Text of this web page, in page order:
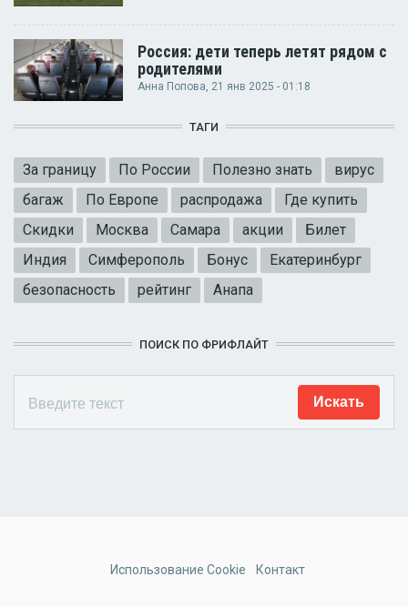
Россия: дети теперь летят рядом с
родителями
Анна Попова, 21 янв 2025 - 01:18
ТАГИ
За границу По России Полезно знать
вирус
багаж
По Европе распродажа
Где купить
Скидки
Москва Самара акции
Билет
Индия
Симферополь Бонус
Екатеринбург
безопасность
рейтинг Анапа
ПОИСК ПО ФРИФЛАЙТ
Использование Cookie Контакт